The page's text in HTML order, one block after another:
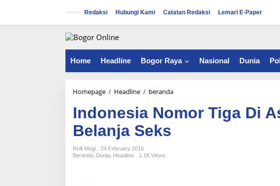
i
Redaksi Hubungi Kami Catatan Redaksi Lemari E-Paper
Home Headline Bogor Raya Nasional Dunia
Homepage / Headline / beranda
d
o
Indonesia Nomor Tiga Di
Belanja Seks
Rulli Megi
24 February 2016
Beranda, Dunia, Headline 1.1K Views